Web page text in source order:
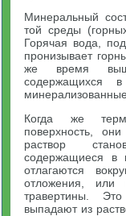
Минеральный
той среды
Горячая вода,
пронизывает
же время
содержащихся
Когда же
поверхность,
раствор
содержащиеся в
отлагаются
отложения, или
травертины.
выпадают из